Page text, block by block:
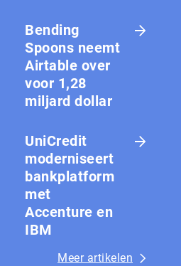
Bending
Spoons neemt
Airtable over
voor 1,28
miljard dollar
UniCredit
moderniseert
bankplatform
met
Accenture en
IBM
Meer artikelen